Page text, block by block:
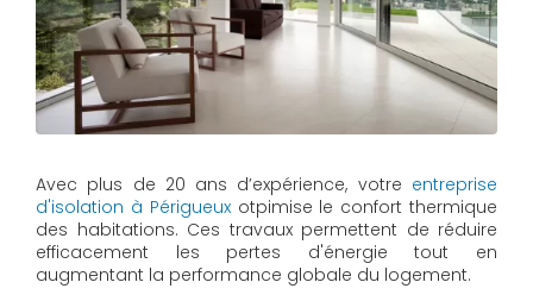
Avec plus de 20 ans d’expérience, votre entreprise
d'isolation à Périgueuxotpimise le confort thermique
des habitations. Ces travaux permettent de réduire
efficacement les pertes d'énergie tout en
augmentant la performance globale du logement.